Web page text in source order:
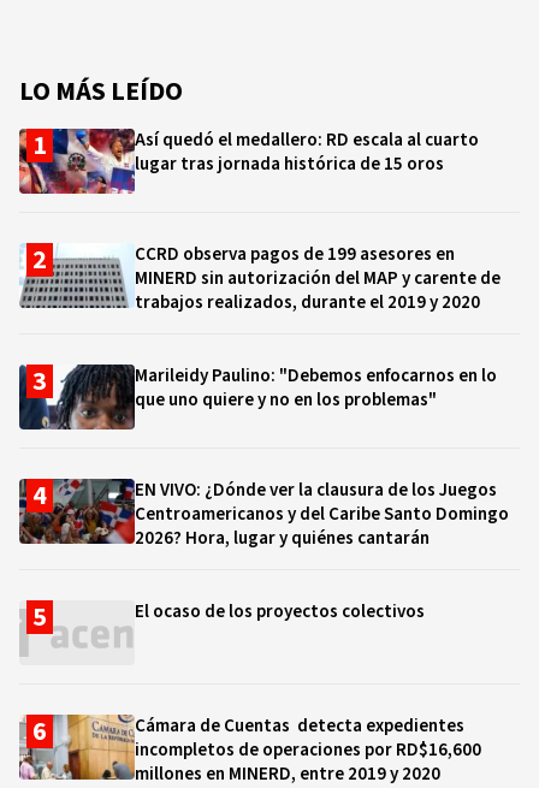
LO MÁS LEÍDO
Así quedó el medallero: RD escala al cuarto
lugar tras jornada histórica de 15 oros
CCRD observa pagos de 199 asesores en
MINERD sin autorización del MAP y carente de
trabajos realizados, durante el 2019 y 2020
Marileidy Paulino: "Debemos enfocarnos en lo
que uno quiere y no en los problemas"
EN VIVO: ¿Dónde ver la clausura de los Juegos
Centroamericanos y del Caribe Santo Domingo
2026? Hora, lugar y quiénes cantarán
El ocaso de los proyectos colectivos
Cámara de Cuentas detecta expedientes
incompletos de operaciones por RD$16,600
millones en MINERD, entre 2019 y 2020